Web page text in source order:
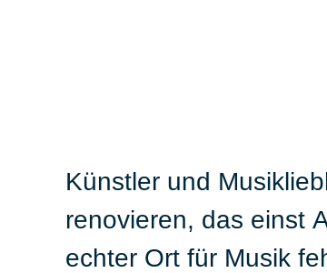
Künstler und
renovieren, das einst
echter Ort für Musik